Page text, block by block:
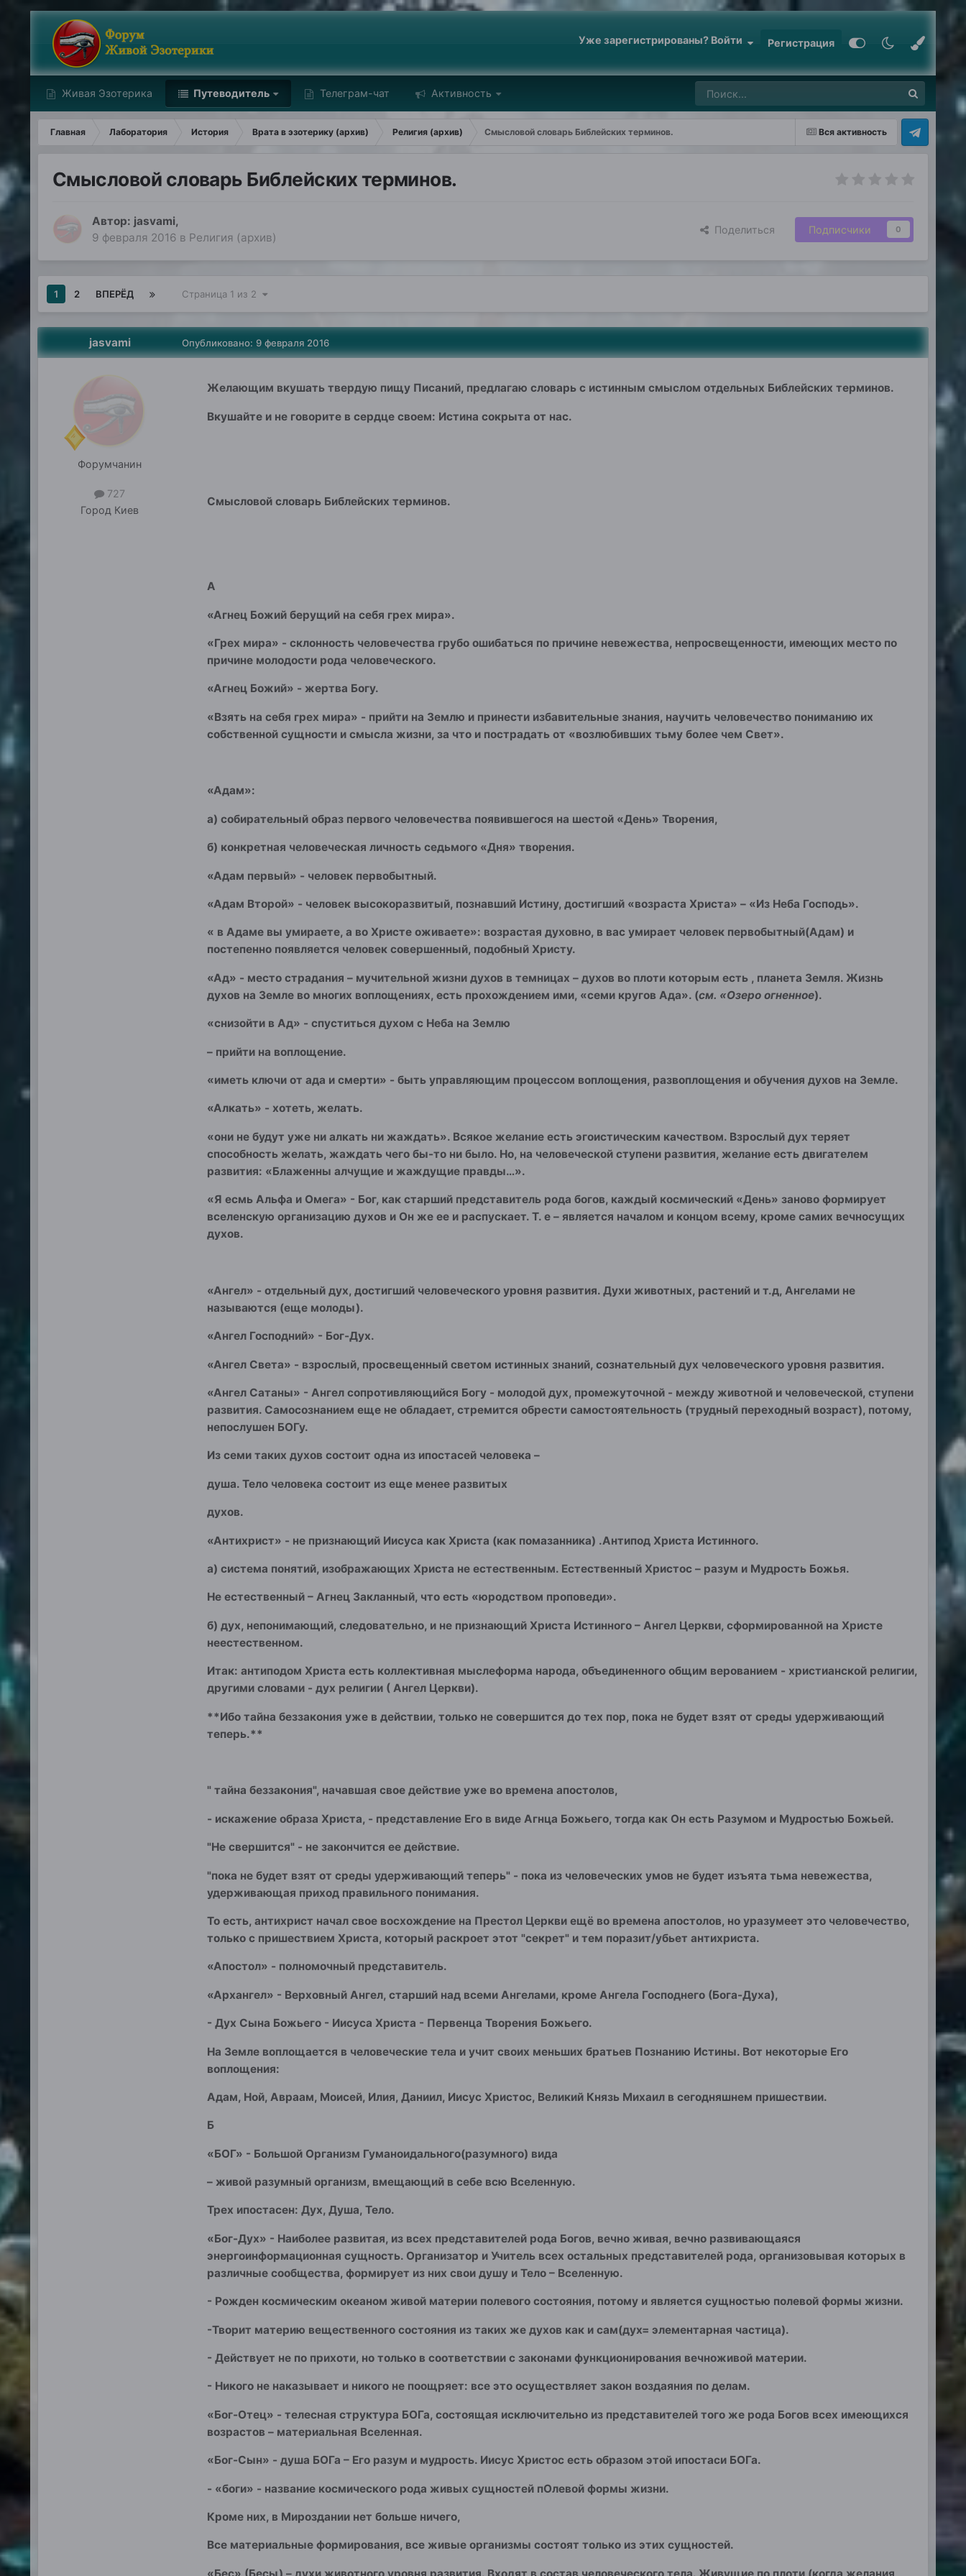
Уже зарегистрированы? Войти Регистрация
Живая Эзотерика Путеводитель Телеграм-чат Активность
Вся активность
Главная Лаборатория История Врата в эзотерику (архив) Религия (архив) Смысловой словарь Библейских терминов.
Смысловой словарь Библейских терминов.
Автор: jasvami,
9 февраля 2016 в Религия (архив)
Поделиться Подписчики 0
1 2 ВПЕРЁД Страница 1 из 2
jasvami
Форумчанин
727
Город Киев
Опубликовано: 9 февраля 2016
Желающим вкушать твердую пищу Писаний, предлагаю словарь с истинным смыслом отдельных Библейских терминов.
Вкушайте и не говорите в сердце своем: Истина сокрыта от нас.
Смысловой словарь Библейских терминов.
А
«Агнец Божий берущий на себя грех мира».
«Грех мира» - склонность человечества грубо ошибаться по причине невежества, непросвещенности, имеющих место по
причине молодости рода человеческого.
«Агнец Божий» - жертва Богу.
«Взять на себя грех мира» - прийти на Землю и принести избавительные знания, научить человечество пониманию их
собственной сущности и смысла жизни, за что и пострадать от «возлюбивших тьму более чем Свет».
«Адам»:
а) собирательный образ первого человечества появившегося на шестой «День» Творения,
б) конкретная человеческая личность седьмого «Дня» творения.
«Адам первый» - человек первобытный.
«Адам Второй» - человек высокоразвитый, познавший Истину, достигший «возраста Христа» – «Из Неба Господь».
« в Адаме вы умираете, а во Христе оживаете»: возрастая духовно, в вас умирает человек первобытный(Адам) и
постепенно появляется человек совершенный, подобный Христу.
«Ад» - место страдания – мучительной жизни духов в темницах – духов во плоти которым есть , планета Земля. Жизнь
духов на Земле во многих воплощениях, есть прохождением ими, «семи кругов Ада». (см. «Озеро огненное).
«снизойти в Ад» - спуститься духом с Неба на Землю
– прийти на воплощение.
«иметь ключи от ада и смерти» - быть управляющим процессом воплощения, развоплощения и обучения духов на Земле.
«Алкать» - хотеть, желать.
«они не будут уже ни алкать ни жаждать». Всякое желание есть эгоистическим качеством. Взрослый дух теряет
способность желать, жаждать чего бы-то ни было. Но, на человеческой ступени развития, желание есть двигателем
развития: «Блаженны алчущие и жаждущие правды…».
«Я есмь Альфа и Омега» - Бог, как старший представитель рода богов, каждый космический «День» заново формирует
вселенскую организацию духов и Он же ее и распускает. Т. е – является началом и концом всему, кроме самих вечносущих
духов.
«Ангел» - отдельный дух, достигший человеческого уровня развития. Духи животных, растений и т.д, Ангелами не
называются (еще молоды).
«Ангел Господний» - Бог-Дух.
«Ангел Cвета» - взрослый, просвещенный светом истинных знаний, сознательный дух человеческого уровня развития.
«Ангел Сатаны» - Ангел сопротивляющийся Богу - молодой дух, промежуточной - между животной и человеческой, ступени
развития. Самосознанием еще не обладает, стремится обрести самостоятельность (трудный переходный возраст), потому,
непослушен БОГу.
Из семи таких духов состоит одна из ипостасей человека –
душа. Тело человека состоит из еще менее развитых
духов.
«Антихрист» - не признающий Иисуса как Христа (как помазанника) .Антипод Христа Истинного.
а) система понятий, изображающих Христа не естественным. Естественный Христос – разум и Мудрость Божья.
Не естественный – Агнец Закланный, что есть «юродством проповеди».
б) дух, непонимающий, следовательно, и не признающий Христа Истинного – Ангел Церкви, сформированной на Христе
неестественном.
Итак: антиподом Христа есть коллективная мыслеформа народа, объединенного общим верованием - христианской религии,
другими словами - дух религии ( Ангел Церкви).
**Ибо тайна беззакония уже в действии, только не совершится до тех пор, пока не будет взят от среды удерживающий
теперь.**
" тайна беззакония", начавшая свое действие уже во времена апостолов,
- искажение образа Христа, - представление Его в виде Агнца Божьего, тогда как Он есть Разумом и Мудростью Божьей.
"Не свершится" - не закончится ее действие.
"пока не будет взят от среды удерживающий теперь" - пока из человеческих умов не будет изъята тьма невежества,
удерживающая приход правильного понимания.
То есть, антихрист начал свое восхождение на Престол Церкви ещё во времена апостолов, но уразумеет это человечество,
только с пришествием Христа, который раскроет этот "секрет" и тем поразит/убьет антихриста.
«Апостол» - полномочный представитель.
«Архангел» - Верховный Ангел, старший над всеми Ангелами, кроме Ангела Господнего (Бога-Духа),
- Дух Сына Божьего - Иисуса Христа - Первенца Творения Божьего.
На Земле воплощается в человеческие тела и учит своих меньших братьев Познанию Истины. Вот некоторые Его
воплощения:
Адам, Ной, Авраам, Моисей, Илия, Даниил, Иисус Христос, Великий Князь Михаил в сегодняшнем пришествии.
Б
«БОГ» - Большой Организм Гуманоидального(разумного) вида
– живой разумный организм, вмещающий в себе всю Вселенную.
Трех ипостасен: Дух, Душа, Тело.
«Бог-Дух» - Наиболее развитая, из всех представителей рода Богов, вечно живая, вечно развивающаяся
энергоинформационная сущность. Организатор и Учитель всех остальных представителей рода, организовывая которых в
различные сообщества, формирует из них свои душу и Тело – Вселенную.
- Рожден космическим океаном живой материи полевого состояния, потому и является сущностью полевой формы жизни.
-Творит материю вещественного состояния из таких же духов как и сам(дух= элементарная частица).
- Действует не по прихоти, но только в соответствии с законами функционирования вечноживой материи.
- Никого не наказывает и никого не поощряет: все это осуществляет закон воздаяния по делам.
«Бог-Отец» - телесная структура БОГа, состоящая исключительно из представителей того же рода Богов всех имеющихся
возрастов – материальная Вселенная.
«Бог-Сын» - душа БОГа – Его разум и мудрость. Иисус Христос есть образом этой ипостаси БОГа.
- «боги» - название космического рода живых сущностей пОлевой формы жизни.
Кроме них, в Мироздании нет больше ничего,
Все материальные формирования, все живые организмы состоят только из этих сущностей.